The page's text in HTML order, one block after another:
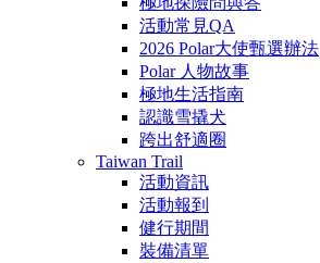
活動常見QA
2026 Polar大使甄選辦法
Polar 人物故事
極地生活指南
認識雪撬犬
跨出舒適圈
Taiwan Trail
活動資訊
活動報到
健行期間
裝備清單